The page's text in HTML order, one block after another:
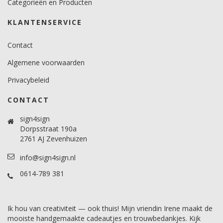
4 jaar. (buiten)
Brandveiligheidscertificaat
Categorieën en Producten
KLANTENSERVICE
Contact
Algemene voorwaarden
Privacybeleid
CONTACT
sign4sign
Dorpsstraat 190a
2761 AJ Zevenhuizen
info@sign4sign.nl
0614-789 381
Ik hou van creativiteit — ook thuis! Mijn vriendin Irene maakt de
mooiste handgemaakte cadeautjes en trouwbedankjes. Kijk